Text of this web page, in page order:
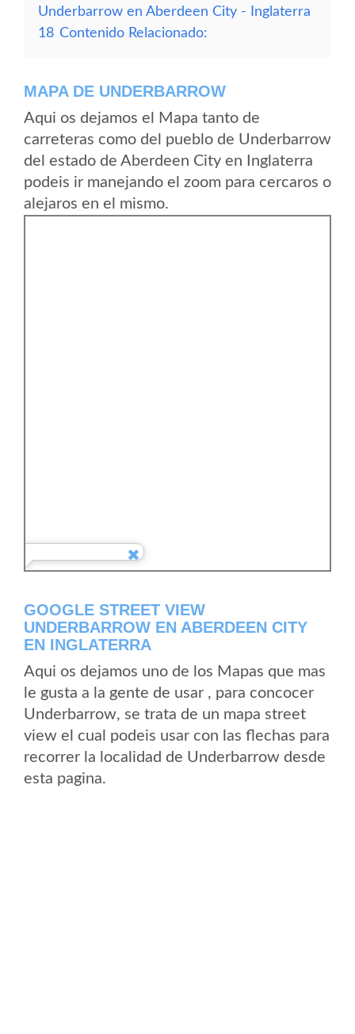
Underbarrow en Aberdeen City - Inglaterra
18 Contenido Relacionado:
MAPA DE UNDERBARROW
Aqui os dejamos el Mapa tanto de
carreteras como del pueblo de Underbarrow
del estado de Aberdeen City en Inglaterra
podeis ir manejando el zoom para cercaros o
alejaros en el mismo.
GOOGLE STREET VIEW
UNDERBARROW EN ABERDEEN CITY
EN INGLATERRA
Aqui os dejamos uno de los Mapas que mas
le gusta a la gente de usar , para concocer
Underbarrow, se trata de un mapa street
view el cual podeis usar con las flechas para
recorrer la localidad de Underbarrow desde
esta pagina.